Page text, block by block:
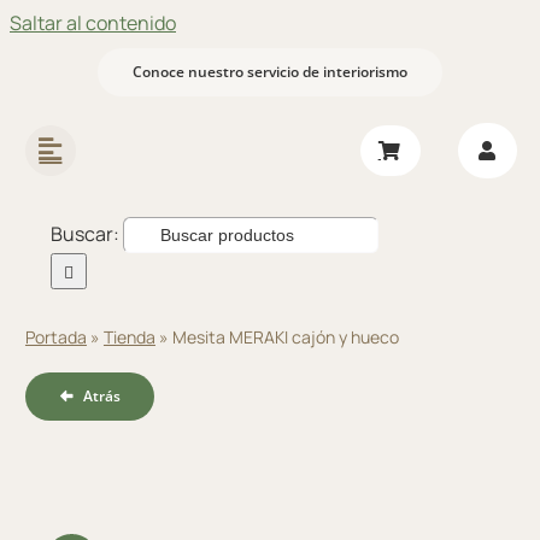
Saltar al contenido
Conoce nuestro servicio de interiorismo
Buscar:
Portada » Tienda » Mesita MERAKI cajón y hueco
Atrás